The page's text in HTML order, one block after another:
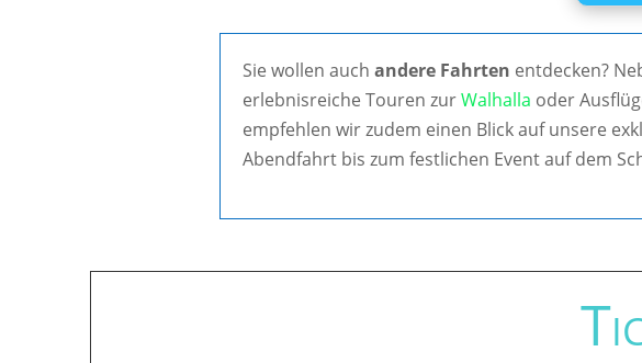
Sie wollen auchandere Fahrten entdecken?
erlebnisreiche Touren zurWalhalla oder
empfehlen wir zudem einen Blick auf unsere
Abendfahrt bis zum festlichen Event auf dem